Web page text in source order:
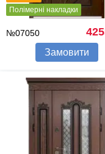
Полімерні накладки
№07050
Замовити